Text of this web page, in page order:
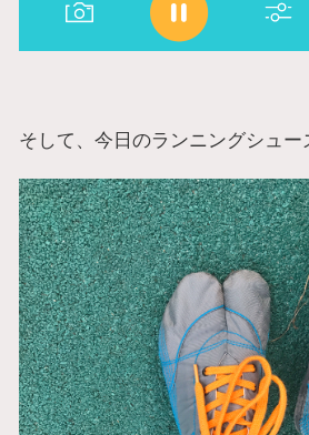
そして、今日のランニングシュー